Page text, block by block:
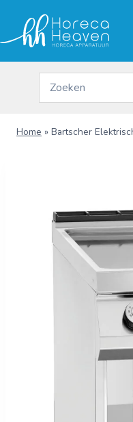
inhoud
Home » Bartscher